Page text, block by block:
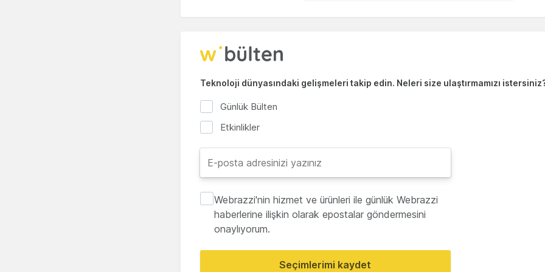
Teknoloji dünyasındaki gelişmeleri takip edin. Neleri size ulaştırmamızı
Günlük Bülten
Etkinlikler
Webrazzi'nin hizmet ve ürünleri ile günlük Webrazzi
haberlerine ilişkin olarak epostalar göndermesini
onaylıyorum.
Seçimlerimi kaydet